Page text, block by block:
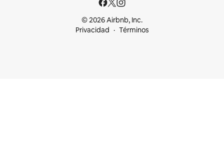
© 2026 Airbnb, Inc.
Privacidad
Términos